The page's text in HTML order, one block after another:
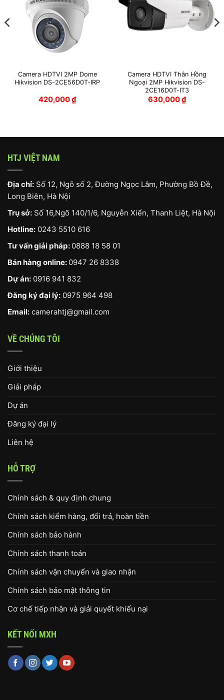
Camera HDTVI 2MP Dome
Hikvision DS-2CE56D0T-IRP
420,000₫
Camera HDTVI Thân Hồng
Ngoại 2MP Hikvision DS-
2CE16D0T-IT3
630,000₫
HTJ VIỆT NAM
Địa chỉ: Số 12, Ngõ số 2, Đường Ngọc Lâm, Phường Bồ Đề,
Long Biên, Hà Nội
Trụ sở: Số 16,Ngõ 140/1/6, Nguyễn Xiển, Thanh Liệt, Hà Nội
Hotline: 0243 5510 616
Tư vấn giải pháp: 0888 18 58 01
Bán hàng online: 0947 26 8338
Dự án: 0916 941 832
Đăng ký đại lý: 0975 964 498
Email: camerahtj@gmail.com
VỀ CHÚNG TÔI
Giới thiệu
Giải pháp
Dự án
Đăng ký đại lý
Liên hệ
HỖ TRỢ
Chính sách & quy định chung
Chính sách kiểm hàng, đổi trả, hoàn tiền
Chính sách bảo hành
Chính sách thanh toán
Chính sách vận chuyển và giao nhận
Chính sách bảo mật thông tin
Cơ chế tiếp nhận và giải quyết khiếu nại
KẾT NỐI MXH